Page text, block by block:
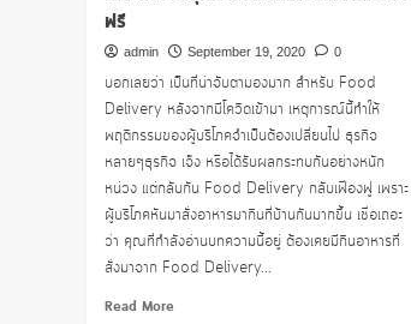
ฟรี
admin September 19, 2020 0
บอกเลยว่า เป็นที่น่าจับตามองมาก สำหรับ Food
Delivery หลังจากมีโควิดเข้ามา เหตุการณ์นี้ทำให้
พฤติกรรมของผู้บริโภคจำเป็นต้องเปลี่ยนไป ธุรกิจ
หลายๆธุรกิจ เจ๊ง หรือได้รับผลกระทบกันอย่างหนัก
หน่วง แต่กลับกัน Food Delivery กลับเฟื่องฟู เพราะ
ผู้บริโภคหันมาสั่งอาหารมากินที่บ้านกันมากขึ้น เชื่อเถอะ
ว่า คุณที่กำลังอ่านบทความนี้อยู่ ต้องเคยมีกินอาหารที่
สั่งมาจาก Food Delivery...
Read More